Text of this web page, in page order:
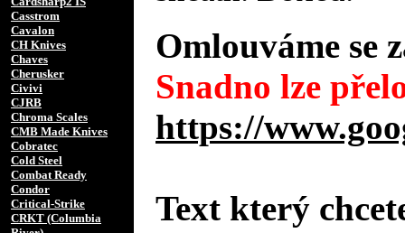
Casstrom
Cavalon
CH Knives
Chaves
Cherusker
Civivi
CJRB
Chroma Scales
CMB Made Knives
Cobratec
Cold Steel
Combat Ready
Condor
Critical-Strike
CRKT (Columbia
Omlouváme se
Snadno lze
https://
Text který